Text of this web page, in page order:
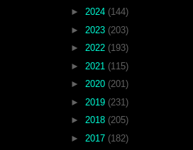
► 2024 (144)
► 2023 (203)
► 2022 (193)
► 2021 (115)
► 2020 (201)
► 2019 (231)
► 2018 (205)
► 2017 (182)